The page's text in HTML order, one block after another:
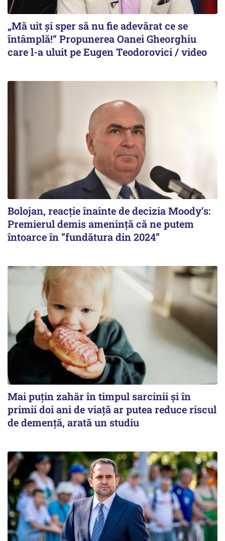
„Mă uit și sper să nu fie adevărat ce se
întâmplă!“ Propunerea Oanei Gheorghiu
care l-a uluit pe Eugen Teodorovici / video
Bolojan, reacție înainte de decizia Moody’s:
Premierul demis amenință că ne putem
întoarce în ”fundătura din 2024”
Mai puțin zahăr în timpul sarcinii și în
primii doi ani de viață ar putea reduce riscul
de demență, arată un studiu